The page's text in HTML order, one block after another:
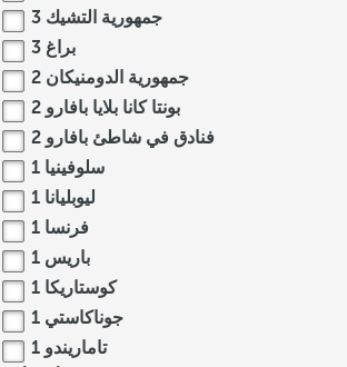
جمهورية التشيك 3
براغ 3
جمهورية الدومنيكان 2
بونتا كانا بلايا بافارو 2
فنادق في شاطئ بافارو 2
سلوفينيا 1
ليوبليانا 1
فرنسا 1
باريس 1
كوستاريكا 1
جوناكاستي 1
تاماريندو 1